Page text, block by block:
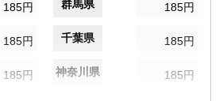
185円 群馬県 185円
185円 千葉県 185円
185円 神奈川県 185円